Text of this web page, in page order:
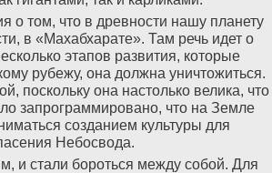
о том, что в древности нашу планету
в «Махабхарате». Там речь идет о
этапов развития, которые
рубежу, она должна уничтожиться.
поскольку она настолько велика, что
запрограммировано, что на Земле
созданием культуры для
Небосвода.
и стали бороться между собой. Для